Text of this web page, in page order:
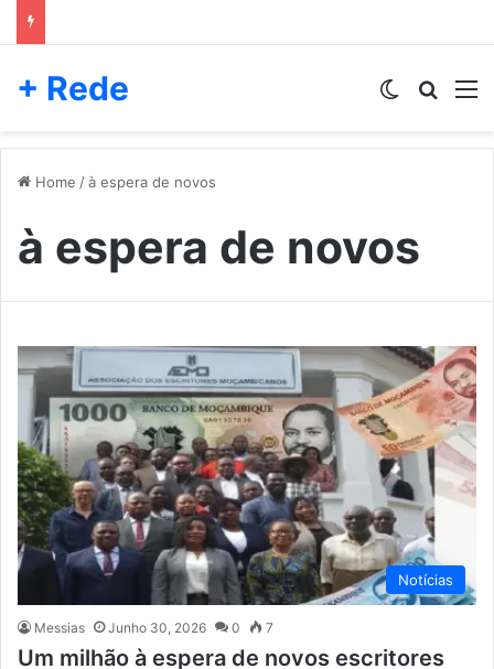
+ Rede Switch skin
Home /à espera de novos
à espera de novos
Notícias
Messias Junho 30, 2026 0 7
Um milhão à espera de novos escritores